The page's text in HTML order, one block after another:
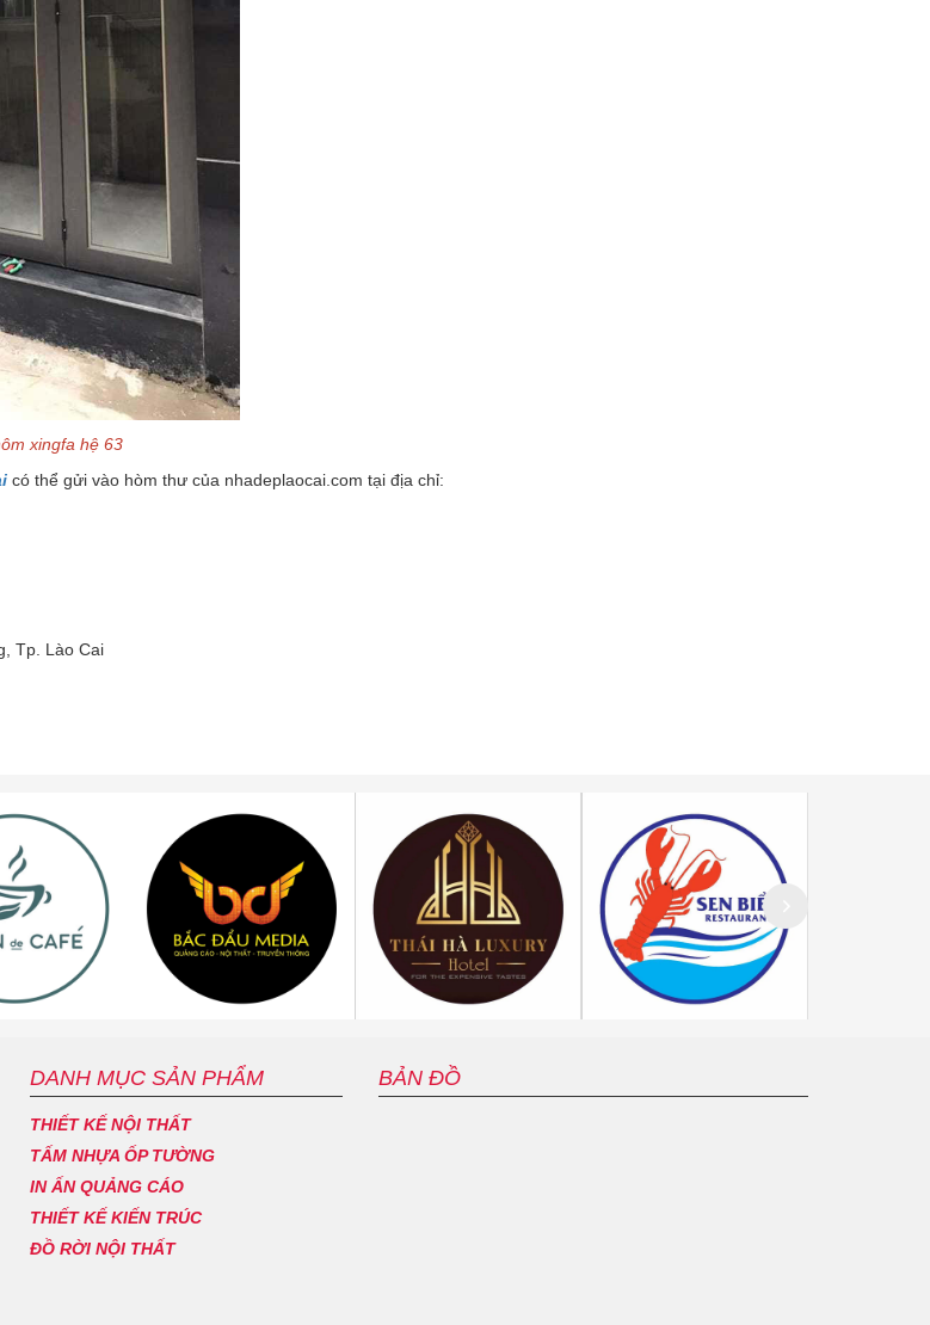
xingfa hệ 63
có thể gửi vào hòm thư của nhadeplaocai.com tại địa chỉ:
Tp. Lào Cai
DANH MỤC SẢN PHẨM
THIẾT KẾ NỘI THẤT
TẤM NHỰA ỐP TƯỜNG
IN ẤN QUẢNG CÁO
THIẾT KẾ KIẾN TRÚC
ĐỒ RỜI NỘI THẤT
BẢN ĐỒ